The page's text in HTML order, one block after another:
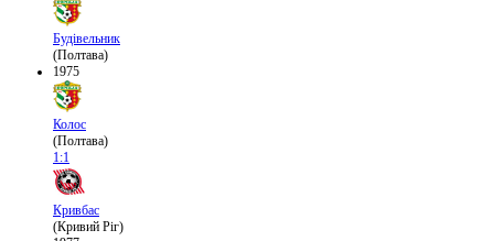
Будівельник
(Полтава)
1975
Колос
(Полтава)
1:1
Кривбас
(Кривий Ріг)